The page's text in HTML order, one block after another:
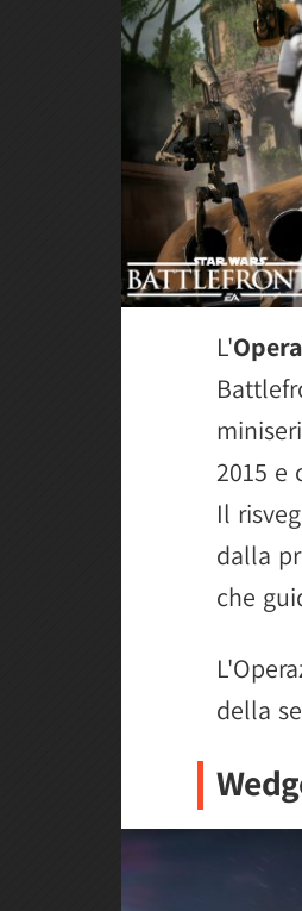
L'
2015 e
Il
dalla
che
della